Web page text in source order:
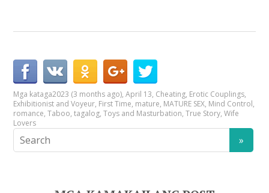
Mga kataga2023 (3 months ago),April 13, Cheating, Erotic Couplings,
Exhibitionist and Voyeur, First Time, mature, MATURE SEX, Mind Control,
romance,Taboo,tagalog,Toys and Masturbation,True Story,Wife
Lovers